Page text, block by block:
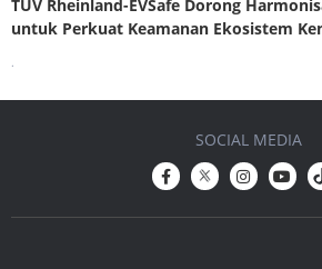
TÜV Rheinland-EVSafe Dorong
untuk Perkuat Keamanan Ekosistem
.
SOCIAL MEDIA